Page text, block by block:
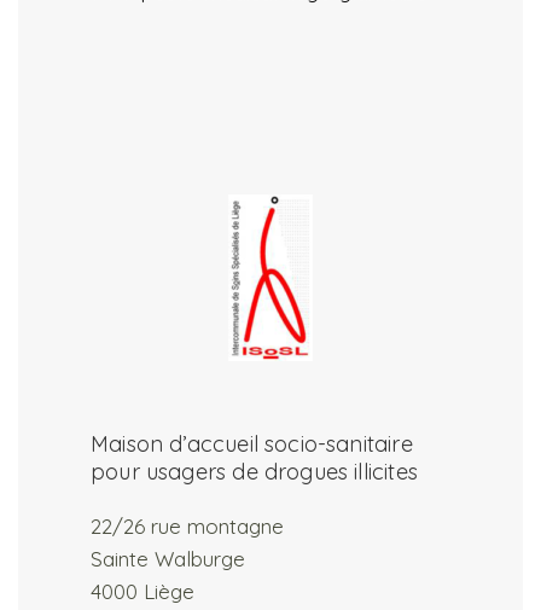
Maison d’accueil socio-sanitaire
pour usagers de drogues illicites
22/26 rue montagne
Sainte Walburge
4000 Liège